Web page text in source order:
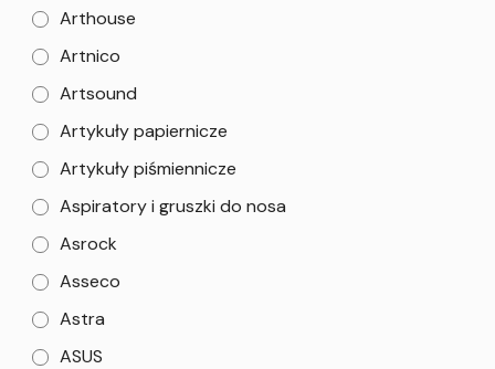
Arthouse
Artnico
Artsound
Artykuły papiernicze
Artykuły piśmiennicze
Aspiratory i gruszki do nosa
Asrock
Asseco
Astra
ASUS